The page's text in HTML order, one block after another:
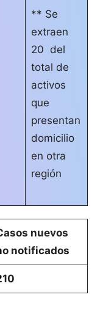
** Se
extraen
20 del
total de
activos
que
presentan
domicilio
en otra
región
nuevos
notificados